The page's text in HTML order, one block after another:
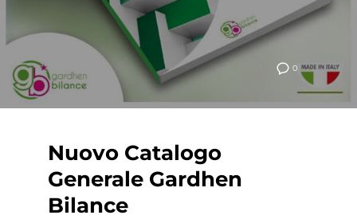
0
Nuovo Catalogo
Generale Gardhen
Bilance